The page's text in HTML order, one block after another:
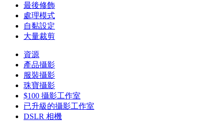
最後修飾
處理模式
自黏設定
大量裁剪
資源
產品攝影
服裝攝影
珠寶攝影
$100 攝影工作室
已升級的攝影工作室
DSLR 相機